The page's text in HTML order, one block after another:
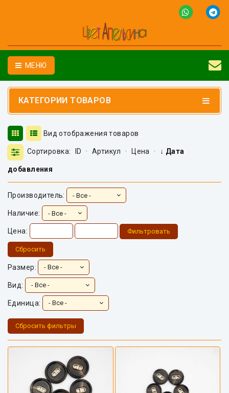
МЕНЮ
КАТЕГОРИИ ТОВАРОВ
Вид отображения товаров
Сортировка: ID · Артикул · Цена · ↓ Дата
добавления
Производитель:
Наличие:
Цена: Фильтровать
Сбросить
Размер:
Вид:
Единица:
Сбросить фильтры